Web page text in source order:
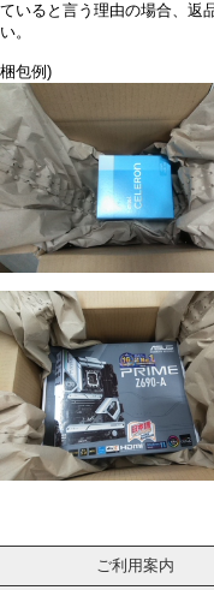
ていると言う理由の場合、返
い。
梱包例)
ご利用案内